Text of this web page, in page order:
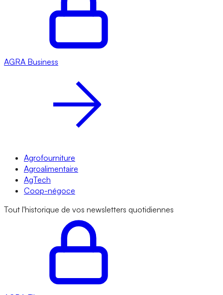
AGRA Business
Agrofourniture
Agroalimentaire
AgTech
Coop-négoce
Tout l'historique de vos newsletters quotidiennes